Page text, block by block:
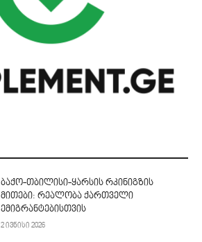
ბაქო-თბილისი-ყარსის რკინიგზის
მითები: რეალობა ქართველი
ემიგრანტებისთვის
2 ივნისი 2026